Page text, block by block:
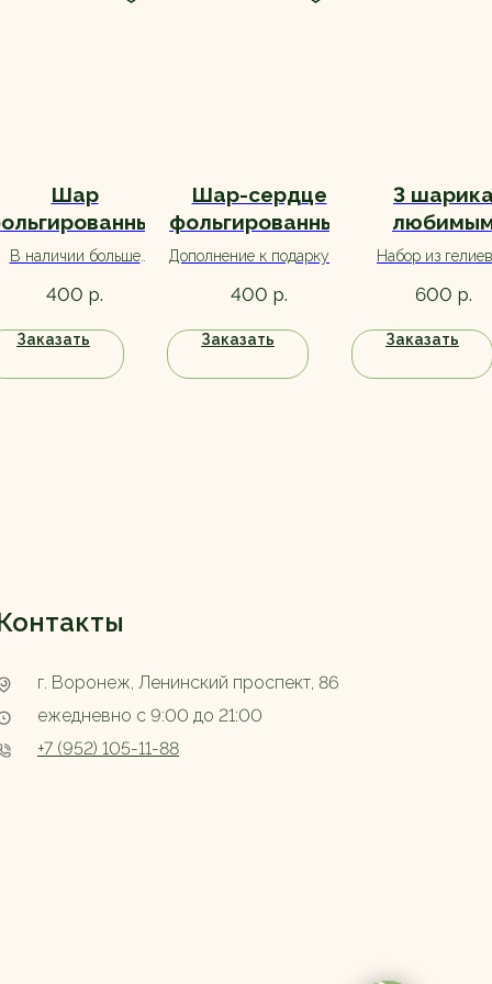
Шар
Сердце
В наличии больше
при заказе :)
400 р.
Заказать
Шар-сердце
фольгированный
розовый
Дополнение к подарку на
выбор, ассортимент
400 р.
Заказать
3
Набор из
для долгого
600 р.
Заказать
г. Воронеж, Ленинский проспект, 86
+7 (952) 105-11-88
ежедневно с 9:00 до 21:00